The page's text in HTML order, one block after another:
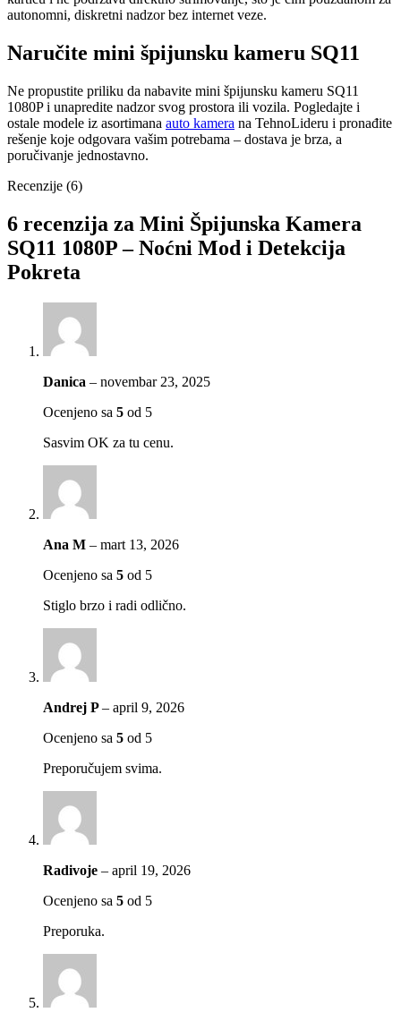
autonomni, diskretni nadzor bez internet veze.
Naručite mini špijunsku kameru SQ11
Ne propustite priliku da nabavite mini špijunsku kameru SQ11
1080P i unapredite nadzor svog prostora ili vozila. Pogledajte i
ostale modele iz asortimana auto kamera na TehnoLideru i pronađite
rešenje koje odgovara vašim potrebama – dostava je brza, a
poručivanje jednostavno.
Recenzije (6)
6 recenzija za Mini Špijunska Kamera
SQ11 1080P – Noćni Mod i Detekcija
Pokreta
Danica – novembar 23, 2025
Ocenjeno sa 5 od 5
Sasvim OK za tu cenu.
Ana M – mart 13, 2026
Ocenjeno sa 5 od 5
Stiglo brzo i radi odlično.
Andrej P– april 9, 2026
Ocenjeno sa 5 od 5
Preporučujem svima.
Radivoje – april 19, 2026
Ocenjeno sa 5 od 5
Preporuka.